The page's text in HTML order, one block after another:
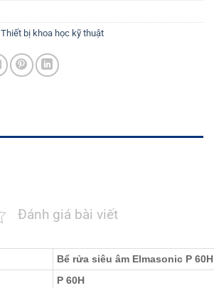
Thiết bị khoa học kỹ thuật
Đánh giá bài viết
Bể rửa siêu âm Elmasonic P
P 60H